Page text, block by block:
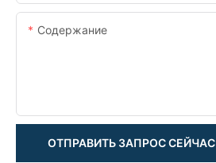
Содержание
ОТПРАВИТЬ ЗАПРОС СЕЙЧАС